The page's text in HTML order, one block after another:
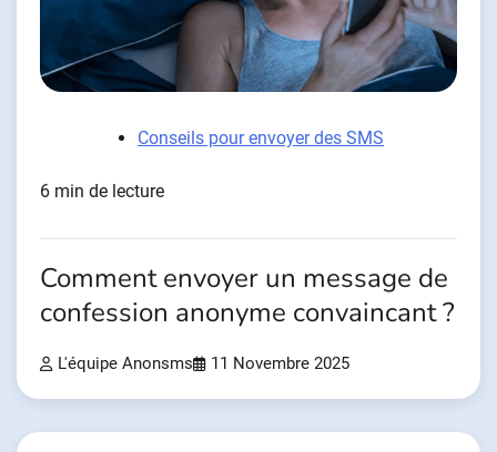
Conseils pour envoyer des SMS
6 min de lecture
Comment envoyer un message de
confession anonyme convaincant ?
L'équipe Anonsms 11 Novembre 2025